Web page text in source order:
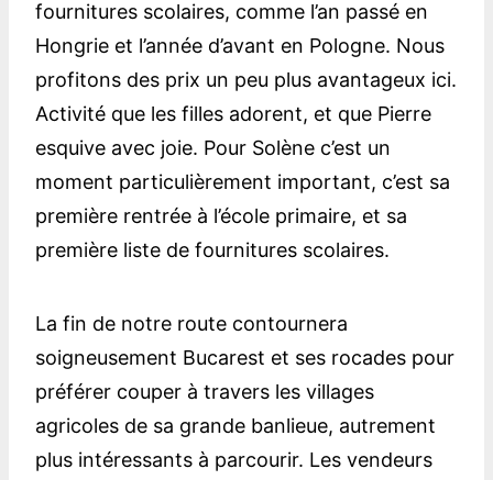
fournitures scolaires, comme l’an passé en
Hongrie et l’année d’avant en Pologne. Nous
profitons des prix un peu plus avantageux ici.
Activité que les filles adorent, et que Pierre
esquive avec joie. Pour Solène c’est un
moment particulièrement important, c’est sa
première rentrée à l’école primaire, et sa
première liste de fournitures scolaires.
La fin de notre route contournera
soigneusement Bucarest et ses rocades pour
préférer couper à travers les villages
agricoles de sa grande banlieue, autrement
plus intéressants à parcourir. Les vendeurs